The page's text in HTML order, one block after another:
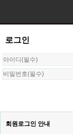
로그인
회원로그인 안내